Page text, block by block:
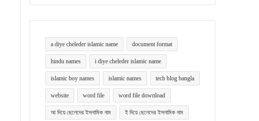
a diye cheleder islamic name document format
hindu names i diye cheleder islamic name
islamic boy names islamic names tech blog bangla
website word file word file download
আ দিয়ে ছেলেদের ইসলামিক নাম ই দিয়ে ছেলেদের ইসলামিক নাম